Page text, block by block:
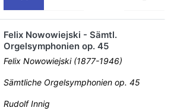
Felix Nowowiejski - Sämtl.
Orgelsymphonien op. 45
Felix Nowowiejski (1877-1946)
Sämtliche Orgelsymphonien op. 45
Rudolf Innig